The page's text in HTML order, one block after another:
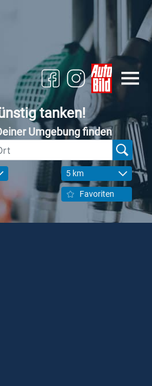
tanken!
Umgebung finden
5 km
Favoriten